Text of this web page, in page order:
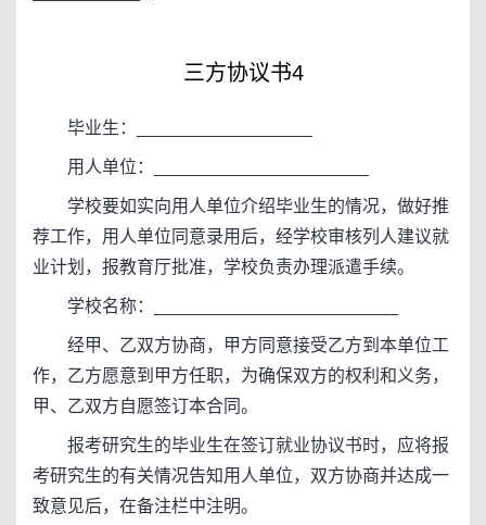
三方协议书4
毕业生：__________________
用人单位：______________________
学校要如实向用人单位介绍毕业生的情况，做好推
荐工作，用人单位同意录用后，经学校审核列人建议就
业计划，报教育厅批准，学校负责办理派遣手续。
学校名称：_________________________
经甲、乙双方协商，甲方同意接受乙方到本单位工
作，乙方愿意到甲方任职，为确保双方的权利和义务，
甲、乙双方自愿签订本合同。
报考研究生的毕业生在签订就业协议书时，应将报
考研究生的有关情况告知用人单位，双方协商并达成一
致意见后，在备注栏中注明。